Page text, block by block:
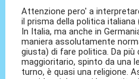
Attenzione pero' a
il prisma della politica italiana
In Italia, ma anche in
maniera assolutamente
giusta) di fare politica. Da più
maggioritario, spinto da una
turno, è quasi una religione.